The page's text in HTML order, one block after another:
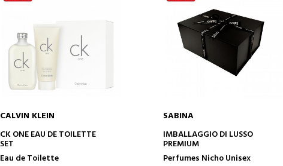
AGGIUNGI AL CARRELLO
CALVIN KLEIN
CK ONE EAU DE TOILETTE
SET
Eau de Toilette
AGGIUNGI AL CARRELLO
SABINA
IMBALLAGGIO DI LUSSO
PREMIUM
Perfumes Nicho Unisex